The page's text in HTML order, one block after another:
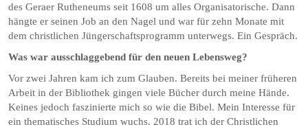
des Geraer Rutheneums seit 1608 um alles Organisatorische. Dann
hängte er seinen Job an den Nagel und war für zehn Monate mit
dem christlichen Jüngerschaftsprogramm unterwegs. Ein Gespräch.
Was war ausschlaggebend für den neuen Lebensweg?
Vor zwei Jahren kam ich zum Glauben. Bereits bei meiner früheren
Arbeit in der Bibliothek gingen viele Bücher durch meine Hände.
Keines jedoch faszinierte mich so wie die Bibel. Mein Interesse für
ein thematisches Studium wuchs. 2018 trat ich der Christlichen